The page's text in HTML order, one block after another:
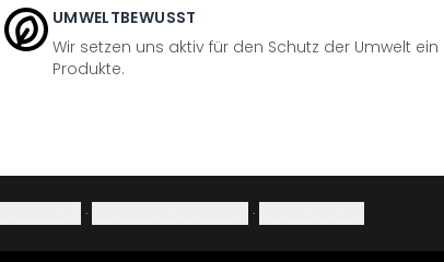
UMWELTBEWUSST
Wir setzen uns aktiv für den Schutz der Umwelt
Produkte.
· ·